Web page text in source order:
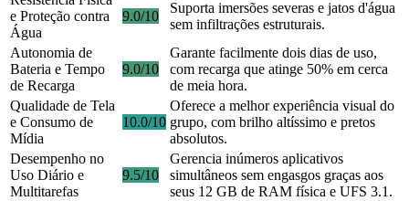
e Proteção contra
Água
9.0/10
Suporta imersões severas e jatos d'água
sem infiltrações estruturais.
Autonomia de
Bateria e Tempo
de Recarga
9.0/10
Garante facilmente dois dias de uso,
com recarga que atinge 50% em cerca
de meia hora.
Qualidade de Tela
e Consumo de
Mídia
10.0/10
Oferece a melhor experiência visual do
grupo, com brilho altíssimo e pretos
absolutos.
Desempenho no
Uso Diário e
Multitarefas
9.5/10
Gerencia inúmeros aplicativos
simultâneos sem engasgos graças aos
seus 12 GB de RAM física e UFS 3.1.